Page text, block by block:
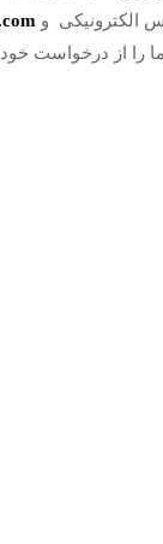
الکترونیکی و
ما را از درخواست